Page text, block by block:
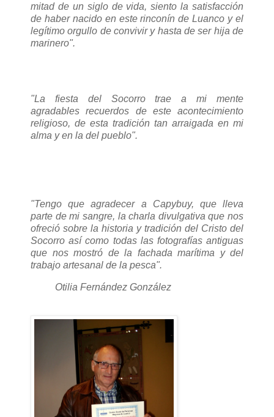
mitad de un siglo de vida, siento la satisfacción
de haber nacido en este rinconín de Luanco y el
legítimo orgullo de convivir y hasta de ser hija de
marinero".
"La fiesta del Socorro trae a mi mente
agradables recuerdos de este acontecimiento
religioso, de esta tradición tan arraigada en mi
alma y en la del pueblo".
"Tengo que agradecer a Capybuy, que lleva
parte de mi sangre, la charla divulgativa que nos
ofreció sobre la historia y tradición del Cristo del
Socorro así como todas las fotografías antiguas
que nos mostró de la fachada marítima y del
trabajo artesanal de la pesca".
Otilia Fernández González